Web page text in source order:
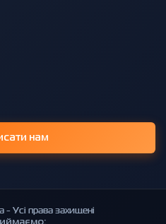
нам
Усі права захищені